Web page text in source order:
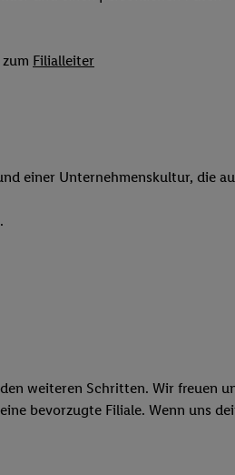
Filialleiter
einer Unternehmenskultur, die
weiteren Schritten. Wir freuen
bevorzugte Filiale. Wenn uns
Adresse in gemeinsamer
und Ihrem
mittels dieser Technologie auch auf
Utiq-Technologie - zusätzlich zur
zu widerrufen, finden Sie in
Sie hier.Unter „Anpassen“ können
auch für die nachfolgend